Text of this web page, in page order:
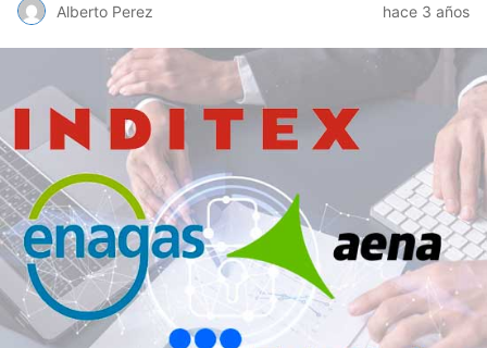
Alberto Perez hace 3 años